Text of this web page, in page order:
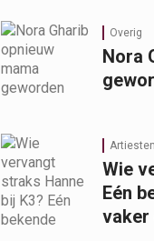
Overig
Nora
Wie
Eén
vaker